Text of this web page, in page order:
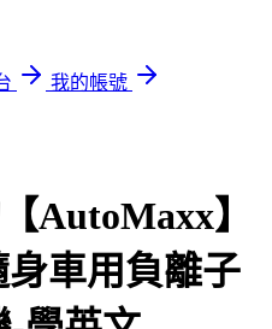
我的帳號
AutoMaxx】
車用負離子